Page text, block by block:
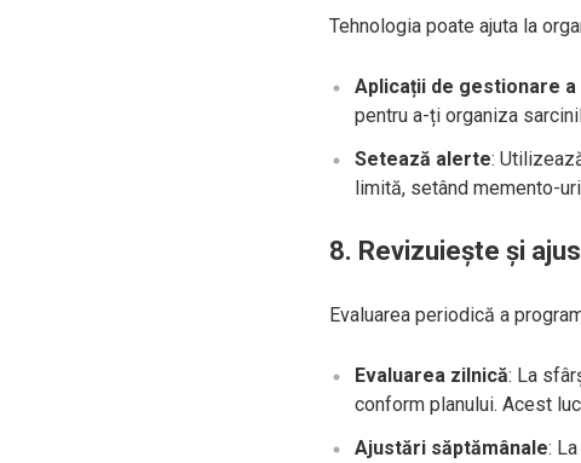
Tehnologia poate ajuta la
Aplicații de gestionare a
pentru a-ți organiza
Setează alerte:
limită, setând memento-
8. Revizuiește și
Evaluarea periodică a
Evaluarea zilnică: La
conform planului. Acest
Ajustări săptămânale: